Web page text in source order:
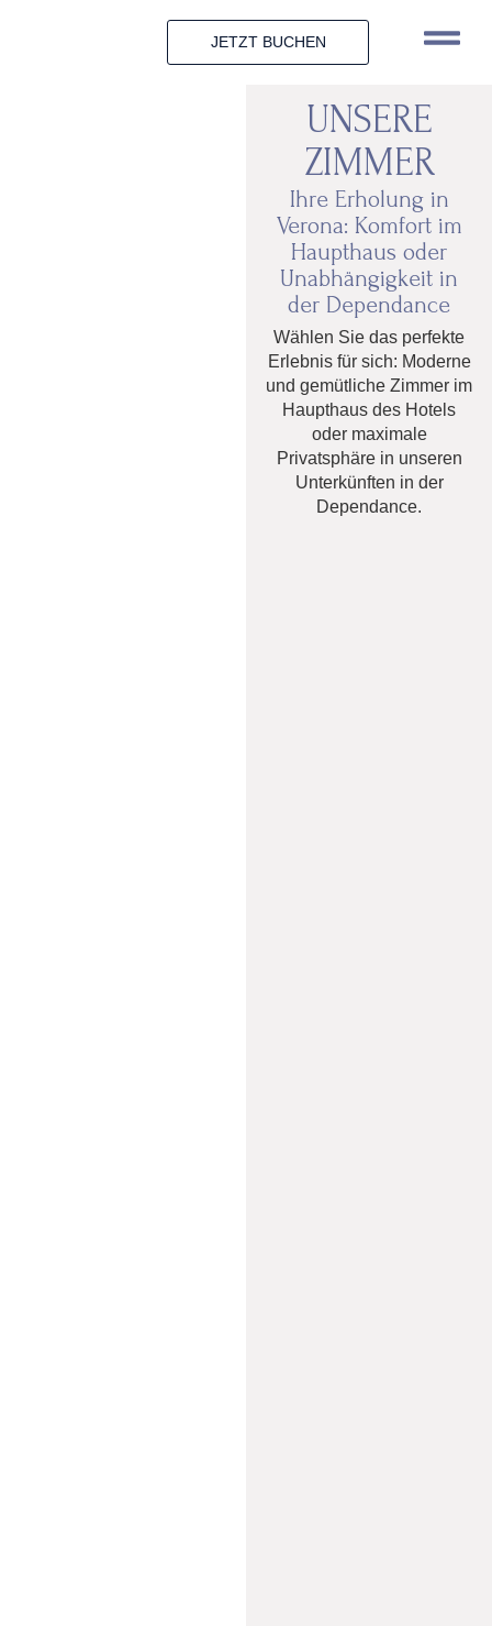
JETZT BUCHEN
UNSERE
ZIMMER
Ihre Erholung in
Verona: Komfort im
Haupthaus oder
Unabhängigkeit in
der Dependance
Wählen Sie das perfekte
Erlebnis für sich: Moderne
und gemütliche Zimmer im
Haupthaus des Hotels
oder maximale
Privatsphäre in unseren
Unterkünften in der
Dependance.